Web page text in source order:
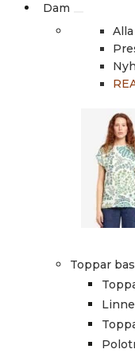
Dam
Toppar